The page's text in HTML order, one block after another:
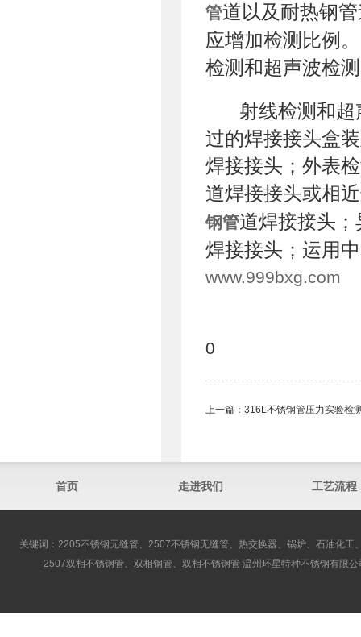
管道以及耐热钢
应增加检测比例
检测和超声波检
射线检测和
过的焊接接头盒
焊接接头；外表
道焊接接头或相
钢管道焊接接头
焊接接头；运用
www.999bxg.com
0
上一篇： 316L不锈钢管压力实验检
首页 走进我们 工艺流程
关键词：2205不锈钢无缝管、2507不锈钢无缝管、热交换器、锅炉、石油化
2507双相不锈钢管、双相钢管、双相不锈钢管 温州环星特种不锈钢有限